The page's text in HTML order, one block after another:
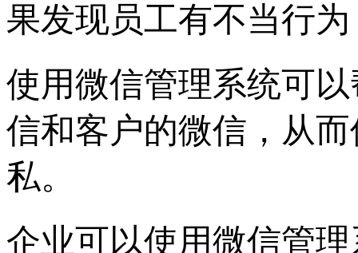
果发现员工有不当行
使用微信管理系统可
信和客户的微信，从
私。
企业可以使用微信管